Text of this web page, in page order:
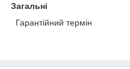
Загальні
Гарантійний термін